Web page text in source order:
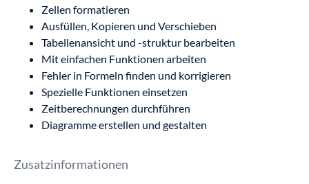
Zellen formatieren
Ausfüllen, Kopieren und Verschieben
Tabellenansicht und -struktur bearbeiten
Mit einfachen Funktionen arbeiten
Fehler in Formeln finden und korrigieren
Spezielle Funktionen einsetzen
Zeitberechnungen durchführen
Diagramme erstellen und gestalten
Zusatzinformationen